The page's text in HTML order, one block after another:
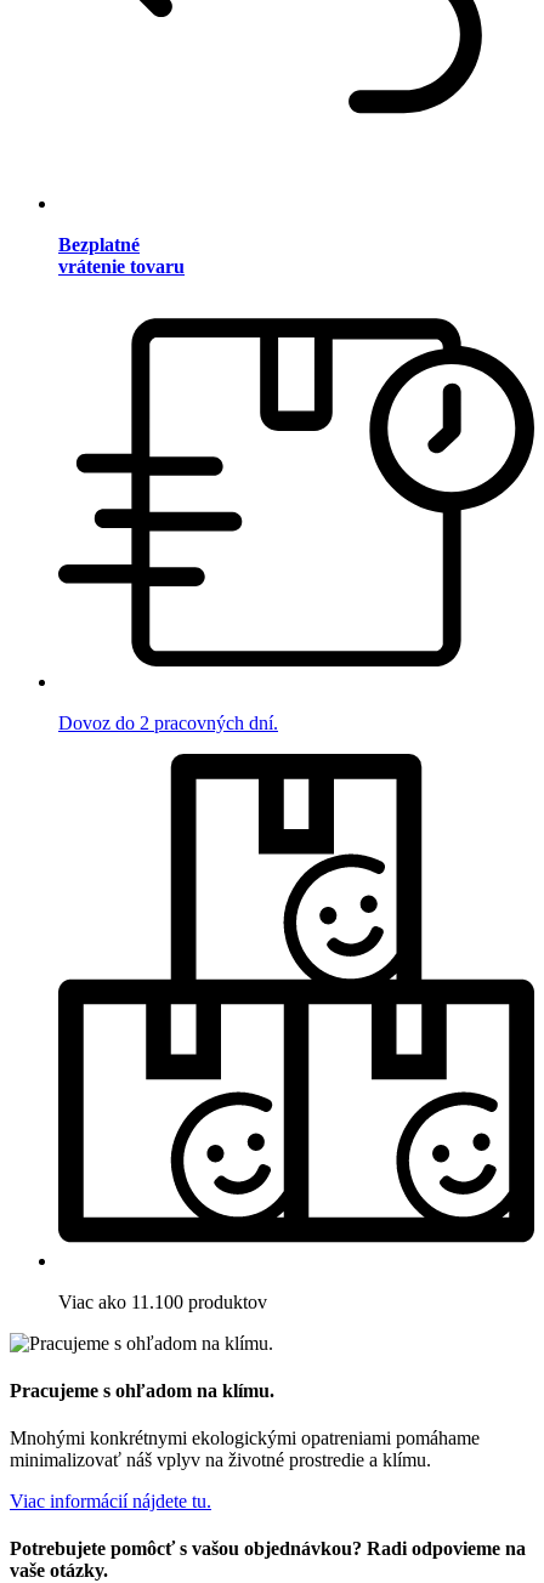
Bezplatné
vrátenie tovaru
Dovoz do 2 pracovných dní.
Viac ako 11.100 produktov
Pracujeme s ohľadom na klímu.
Mnohými konkrétnymi ekologickými opatreniami pomáhame
minimalizovať náš vplyv na životné prostredie a klímu.
Viac informácií nájdete tu.
Potrebujete pomôcť s vašou objednávkou? Radi odpovieme na
vaše otázky.